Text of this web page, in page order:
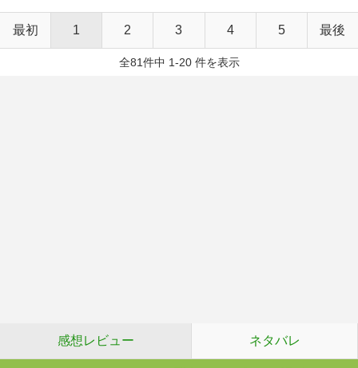
最初 1 2 3 4 5 最後
全81件中 1-20 件を表示
感想レビュー ネタバレ